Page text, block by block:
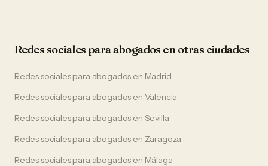
Redes sociales paraabogados en otras ciudades
Redes socialespara abogados en Madrid
Redes socialespara abogados en Valencia
Redes socialespara abogados en Sevilla
Redes socialespara abogados en Zaragoza
Redes socialespara abogados en Málaga